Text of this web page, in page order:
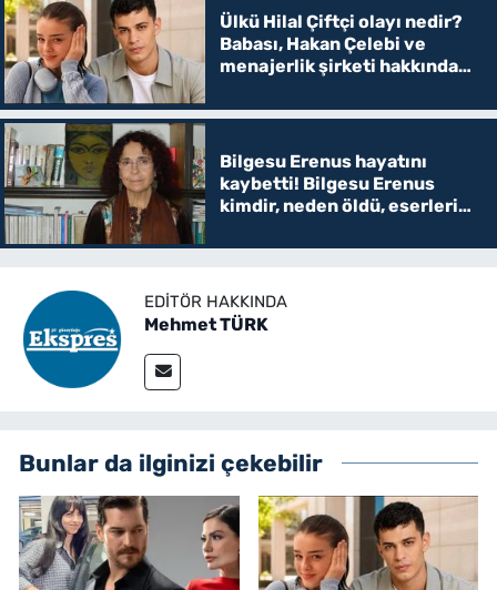
Ülkü Hilal Çiftçi olayı nedir?
Babası, Hakan Çelebi ve
menajerlik şirketi hakkında
Bilgesu Erenus hayatını
kaybetti! Bilgesu Erenus
kimdir, neden öldü, eserleri
EDITÖR HAKKINDA
Mehmet TÜRK
Bunlar da ilginizi çekebilir